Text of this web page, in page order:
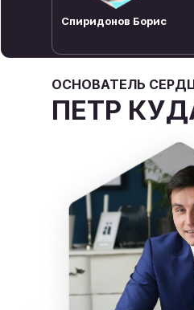
Спиридонов Борис
ОСНОВАТЕЛЬ
ПЕТР